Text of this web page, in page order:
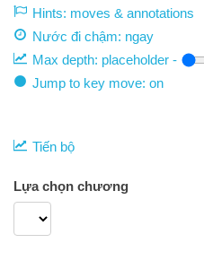
Hints: moves & annotations
Nước đi chậm: ngay
Max depth: placeholder -
Jump to key move: on
Tiến bộ
Lựa chọn chương